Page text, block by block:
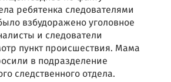
ребятенка следователями
взбудоражено уголовное
и следователи
пункт происшествия. Мама
в подразделение
следственного отдела.